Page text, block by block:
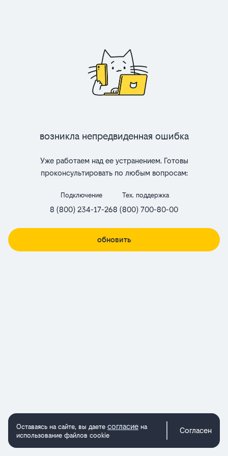
Возникла непредвиденная ошибка
Уже работаем над ее устранением. Готовы
проконсультировать по любым вопросам:
Подключение
8 (800) 234-17-26
Тех. поддержка
8 (800) 700-80-00
обновить
Оставаясь на сайте, вы даете согласие на
использование файлов cookie
Согласен